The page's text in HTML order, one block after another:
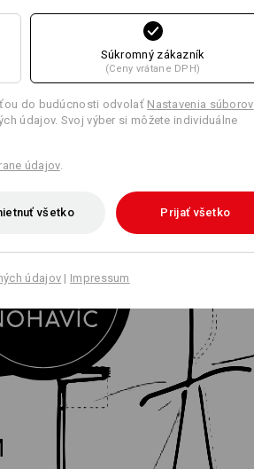
Súkromný zákazník
(Ceny vrátane DPH)
do budúcnosti odvolať Nastavenia súborov
údajov. Svoj výber si môžete individuálne
údajov.
všetko Prijať všetko
údajov | Impressum